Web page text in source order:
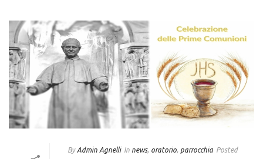
By Admin Agnelli In news, oratorio, parrocchia Posted